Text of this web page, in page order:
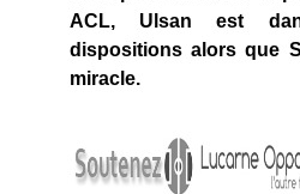
ACL, Ulsan est
dispositions alors que
miracle.